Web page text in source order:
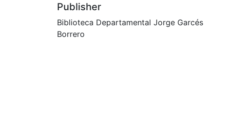
Publisher
Biblioteca Departamental Jorge Garcés
Borrero